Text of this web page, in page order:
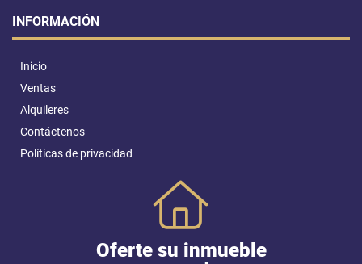
INFORMACIÓN
Inicio
Ventas
Alquileres
Contáctenos
Políticas de privacidad
Oferte su inmueble